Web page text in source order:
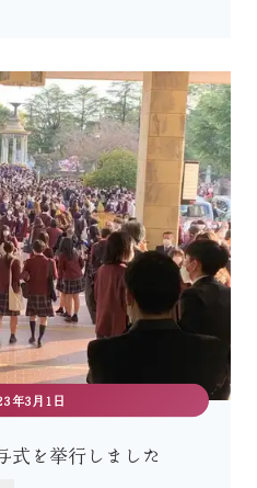
年3月1日
式を挙行しました